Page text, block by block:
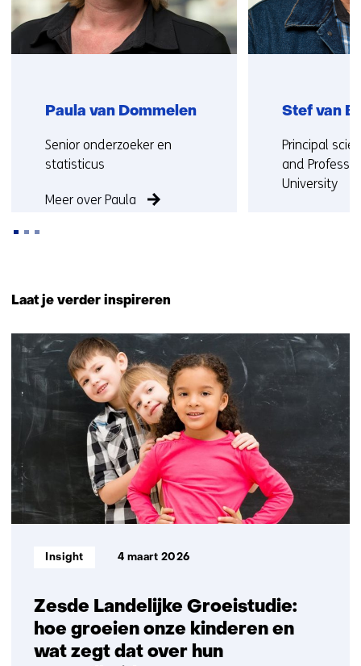
Paula van Dommelen
Functie:
Senior onderzoeker en
statisticus
Meer over Paula
Stef van
Functie:
Principal
and
University
(Neem
contact
met
ons
op)
Laat je verder inspireren
3
resultaten,
getoond
1
t/m
3
Zesde Landelijke Groeistudie:
hoe groeien onze kinderen en
wat zegt dat over hun
Informatietype:
Insight 4 maart 2026